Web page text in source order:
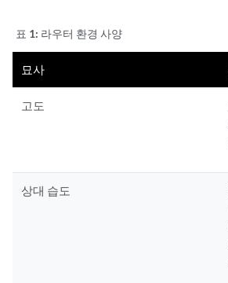
표 1: 라우터 환경 사양
묘사
고도
상대 습도